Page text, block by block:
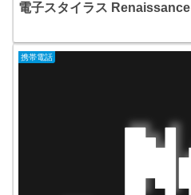
電子スタイラス Renaissance
携帯電話